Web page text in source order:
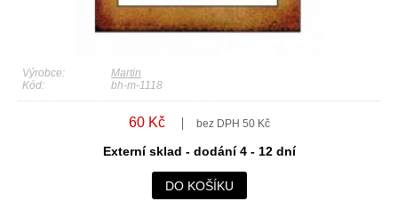
Výrobce:
Martin
Kód:
bh-m-1118
60 Kč bez DPH 50 Kč
Externí sklad - dodání 4 - 12 dní
DO KOŠÍKU